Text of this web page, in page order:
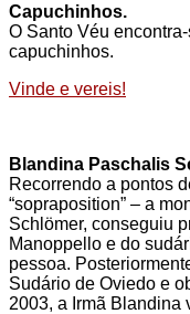
Capuchinhos.
O Santo Véu
capuchinhos.
Vinde e vereis!
Blandina Paschalis
Recorrendo a pontos
“sopraposition” – a
Schlömer, conseguiu
Manoppello e do
pessoa.
Sudário de Oviedo e
2003, a Irmã Blandina